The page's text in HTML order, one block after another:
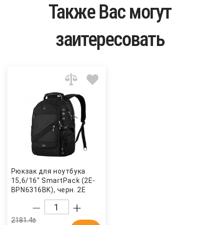
Также Вас могут
заитересовать
Рюкзак для ноутбука
15,6/16" SmartPack (2E-
BPN6316BK), черн. 2E
2181.4₴